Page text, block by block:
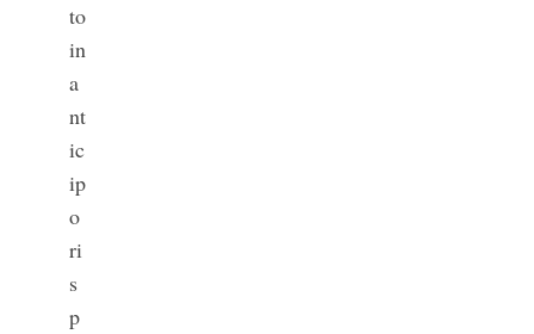
to
in
a
nt
ic
ip
o
ri
s
p